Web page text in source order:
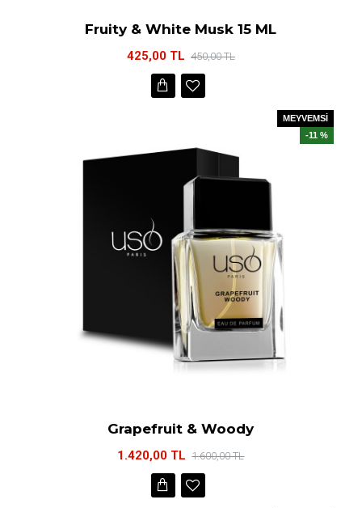
Fruity & White Musk 15 ML
425,00 TL 450,00 TL
MEYVEMSİ
-11 %
Grapefruit & Woody
1.420,00 TL 1.600,00 TL